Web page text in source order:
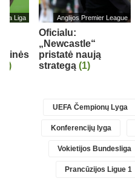
Liga
(1)
Anglijos Premier League
Oficialu:
„Newcastle“
pristatė naują
strategą (1)
UEFA Čempionų Lyga
Konferencijų lyga
Vokietijos Bundesliga
Prancūzijos Ligue 1